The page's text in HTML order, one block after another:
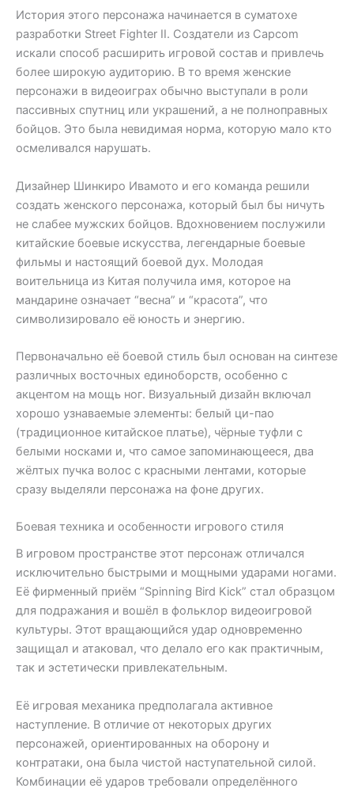
История этого персонажа начинается в суматохе
разработки Street Fighter II. Создатели из Capcom
искали способ расширить игровой состав и привлечь
более широкую аудиторию. В то время женские
персонажи в видеоиграх обычно выступали в роли
пассивных спутниц или украшений, а не полноправных
бойцов. Это была невидимая норма, которую мало кто
осмеливался нарушать.
Дизайнер Шинкиро Ивамото и его команда решили
создать женского персонажа, который был бы ничуть
не слабее мужских бойцов. Вдохновением послужили
китайские боевые искусства, легендарные боевые
фильмы и настоящий боевой дух. Молодая
воительница из Китая получила имя, которое на
мандарине означает “весна” и “красота”, что
символизировало её юность и энергию.
Первоначально её боевой стиль был основан на синтезе
различных восточных единоборств, особенно с
акцентом на мощь ног. Визуальный дизайн включал
хорошо узнаваемые элементы: белый ци-пао
(традиционное китайское платье), чёрные туфли с
белыми носками и, что самое запоминающееся, два
жёлтых пучка волос с красными лентами, которые
сразу выделяли персонажа на фоне других.
Боевая техника и особенности игрового стиля
В игровом пространстве этот персонаж отличался
исключительно быстрыми и мощными ударами ногами.
Её фирменный приём “Spinning Bird Kick” стал образцом
для подражания и вошёл в фольклор видеоигровой
культуры. Этот вращающийся удар одновременно
защищал и атаковал, что делало его как практичным,
так и эстетически привлекательным.
Её игровая механика предполагала активное
наступление. В отличие от некоторых других
персонажей, ориентированных на оборону и
контратаки, она была чистой наступательной силой.
Комбинации её ударов требовали определённого